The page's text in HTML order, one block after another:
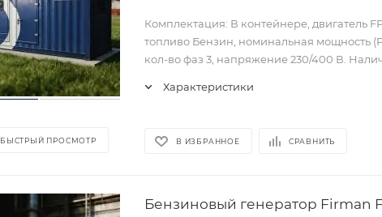
БЫСТРЫЙ ПРОСМОТР
Комплектация: В контейнере, двигатель
топливо Бензин, номинальная мощность
кол-во фаз 3, напряжение 230/400 В.
Характеристики
В ИЗБРАННОЕ СРАВНИТЬ
Бензиновый генератор Firman